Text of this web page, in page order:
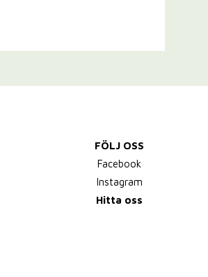
FÖLJ OSS
Facebook
Instagram
Hitta oss